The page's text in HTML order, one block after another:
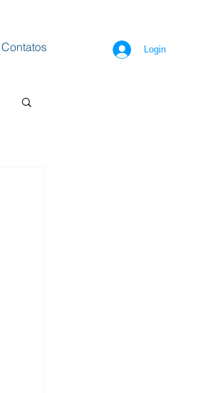
Contatos Login